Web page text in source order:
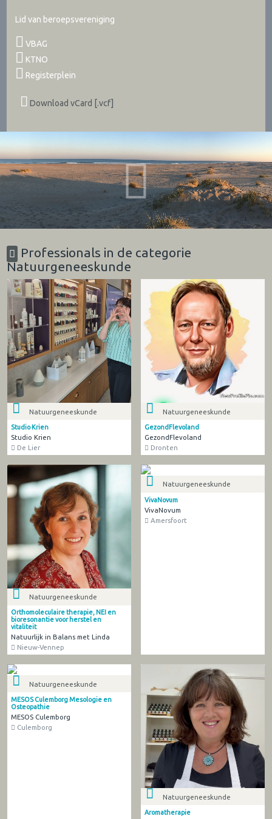
Lid van beroepsvereniging
VBAG
KTNO
Registerplein
Download vCard [.vcf]
Professionals in de categorie
Natuurgeneeskunde
Natuurgeneeskunde
Studio Krien
Studio Krien
De Lier
Natuurgeneeskunde
GezondFlevoland
GezondFlevoland
Dronten
Natuurgeneeskunde
Orthomoleculaire therapie, NEI en
bioresonantie voor herstel en
vitaliteit
Natuurlijk in Balans met Linda
Nieuw-Vennep
Natuurgeneeskunde
VivaNovum
VivaNovum
Amersfoort
Natuurgeneeskunde
MESOS Culemborg Mesologie en
Osteopathie
MESOS Culemborg
Culemborg
Natuurgeneeskunde
Aromatherapie